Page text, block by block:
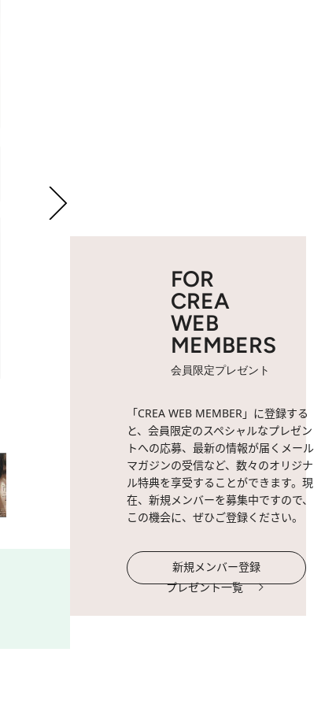
FOR
CREA
WEB
MEMBERS
会員限定プレゼント
「CREA WEB MEMBER」に登録する
と、会員限定のスペシャルなプレゼン
トへの応募、最新の情報が届くメール
マガジンの受信など、数々のオリジナ
ル特典を享受することができます。現
在、新規メンバーを募集中ですので、
この機会に、ぜひご登録ください。
新規メンバー登録
プレゼント一覧